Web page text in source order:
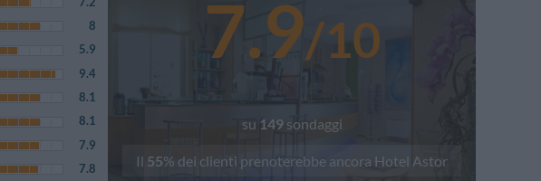
8
5.9
9.4
8.1
8.1
7.9
7.8
7.9/10
su 149sondaggi
Il 55% dei clienti prenoterebbe ancora Hotel Astor